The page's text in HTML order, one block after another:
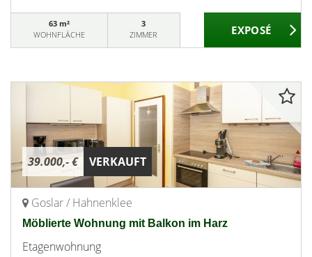
63 m²
WOHNFLÄCHE
3
ZIMMER
39.000,- € VERKAUFT
Goslar / Hahnenklee
Möblierte Wohnung mit Balkon im Harz
Etagenwohnung